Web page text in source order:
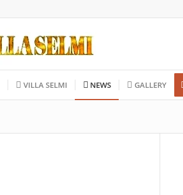
VILLA SELMI NEWS GALLERY